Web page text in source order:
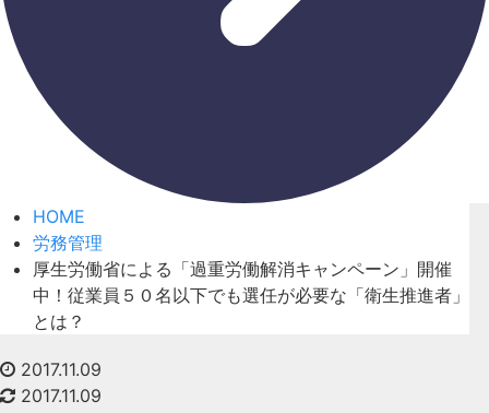
HOME
労務管理
厚生労働省による「過重労働解消キャンペーン」開催
中！従業員５０名以下でも選任が必要な「衛生推進者」
とは？
2017.11.09
2017.11.09